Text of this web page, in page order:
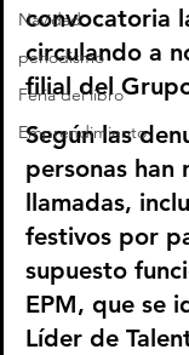
Navidad
periodismo
Feria del libro
Emprendimiento
convocatoria
circulando a
filial del
Según las
personas han
llamadas,
festivos por
supuesto
EPM, que se
Líder de